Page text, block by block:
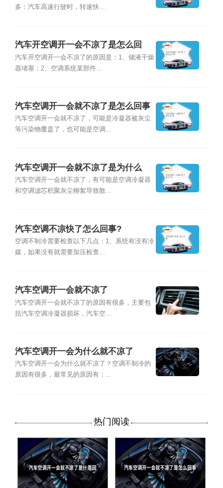
多：汽车高速行驶时，转速快...
汽车开空调开一会不凉了是怎么回
事？
汽车开空调开一会不凉了的原因是：1、储液干燥
器堵塞；2、空调系统某部件...
汽车空调开一会就不凉了是怎么回事
汽车空调开一会就不凉了，可能是冷凝器被灰尘
等污染物覆盖了，也可能是空调...
汽车空调开一会就不凉了是为什么
汽车空调开一会就不凉了，有可能是空调冷凝器
和空调滤芯积聚灰尘柳絮导致散...
汽车空调不凉快了怎么回事?
空调不制冷需要检查以下几点：1、系统有没有冷
媒，如果没有就需要加压检查...
汽车空调开一会就不凉了
汽车空调开一会就不凉了的原因有很多，主要包
括汽车空调冷凝器损坏，汽车空...
汽车空调开一会为什么就不凉了
汽车空调开一会为什么就不凉了？空调不制冷的
原因有很多，最常见的原因有：...
热门阅读